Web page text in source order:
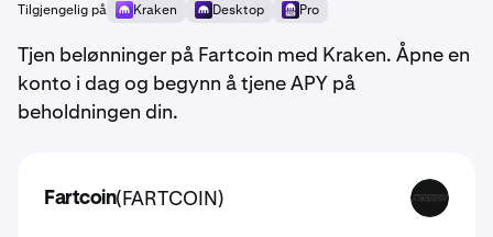
Tilgjengelig på Kraken Desktop Pro
Tjen belønninger på Fartcoin med Kraken. Åpne en
konto i dag og begynn å tjene APY på
beholdningen din.
Fartcoin(FARTCOIN) FARTCOIN